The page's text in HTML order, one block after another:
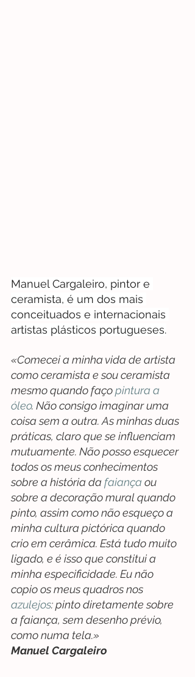
Manuel Cargaleiro, pintor e
ceramista, é um dos mais
conceituados e internacionais
artistas plásticos portugueses.
«Comecei a minha vida de artista
como ceramista e sou ceramista
mesmo quando faço pintura a
óleo. Não consigo imaginar uma
coisa sem a outra. As minhas duas
práticas, claro que se influenciam
mutuamente. Não posso esquecer
todos os meus conhecimentos
sobre a história da faiança ou
sobre a decoração mural quando
pinto, assim como não esqueço a
minha cultura pictórica quando
crio em cerâmica. Está tudo muito
ligado, e é isso que constitui a
minha especificidade. Eu não
copio os meus quadros nos
azulejos: pinto diretamente sobre
a faiança, sem desenho prévio,
como numa tela.»
Manuel Cargaleiro